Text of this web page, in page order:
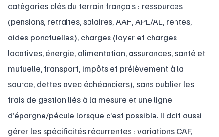
catégories clés du terrain français : ressources
(pensions, retraites, salaires, AAH, APL/AL, rentes,
aides ponctuelles), charges (loyer et charges
locatives, énergie, alimentation, assurances, santé et
mutuelle, transport, impôts et prélèvement à la
source, dettes avec échéanciers), sans oublier les
frais de gestion liés à la mesure et une ligne
d’épargne/pécule lorsque c’est possible. Il doit aussi
gérer les spécificités récurrentes : variations CAF,